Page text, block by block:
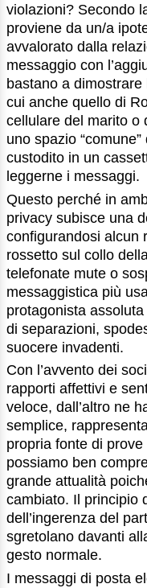
violazioni? Secondo
proviene da un/a
avvalorato dalla
messaggio con
bastano a dimostrare
cui anche quello di
cellulare del marito o
uno spazio
custodito in un
leggerne i messaggi.
Questo perché in
privacy subisce una
configurandosi alcun
rossetto sul collo
telefonate mute o
messaggistica più
protagonista
di separazioni,
suocere invadenti.
Con l’avvento dei
rapporti affettivi e
veloce, dall’altro ne
semplice,
propria fonte di
possiamo ben
grande attualità
cambiato. Il principio
dell’ingerenza del
sgretolano davanti
gesto normale.
I messaggi di posta